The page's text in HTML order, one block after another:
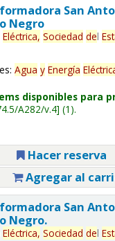
San
Negro
Eléctrica, Sociedad del
Agua y Energía
disponibles para
A282/v.4 (1).
Hacer reserva
Agregar al
San
Negro.
Eléctrica, Sociedad del